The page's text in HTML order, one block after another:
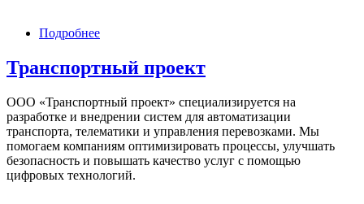
Подробнее
СТЛ
Транспортный проект
ООО «Транспортный проект» специализируется на
разработке и внедрении систем для автоматизации
транспорта, телематики и управления перевозками. Мы
помогаем компаниям оптимизировать процессы, улучшать
безопасность и повышать качество услуг с помощью
цифровых технологий.